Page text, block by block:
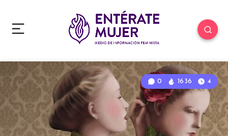
0 1636 4